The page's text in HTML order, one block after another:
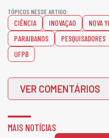
TÓPICOS NESSE ARTIGO:
CIÊNCIA INOVAÇAO NOVA
PARAIBANOS
PESQUISADORES
UFPB
VER COMENTÁRIOS
MAIS NOTÍCIAS